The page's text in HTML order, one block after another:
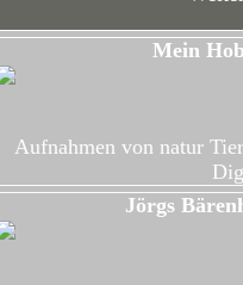
Mein
Aufnahmen von natur
Jörgs